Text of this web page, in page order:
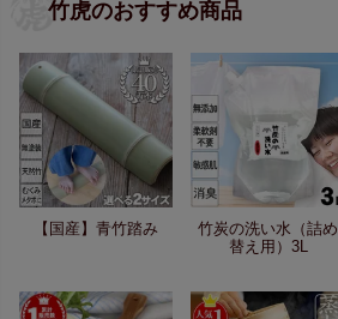
竹虎のおすすめ商品
【国産】青竹踏み
竹炭の洗い水（詰め
替え用）3L